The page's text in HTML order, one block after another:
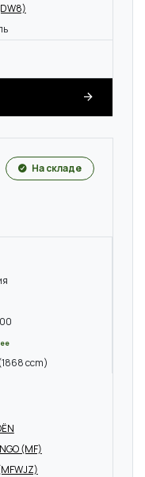
На складе
ccm)
(MF)